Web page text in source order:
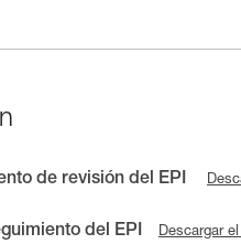
de revisión del EPI
del EPI Descargar